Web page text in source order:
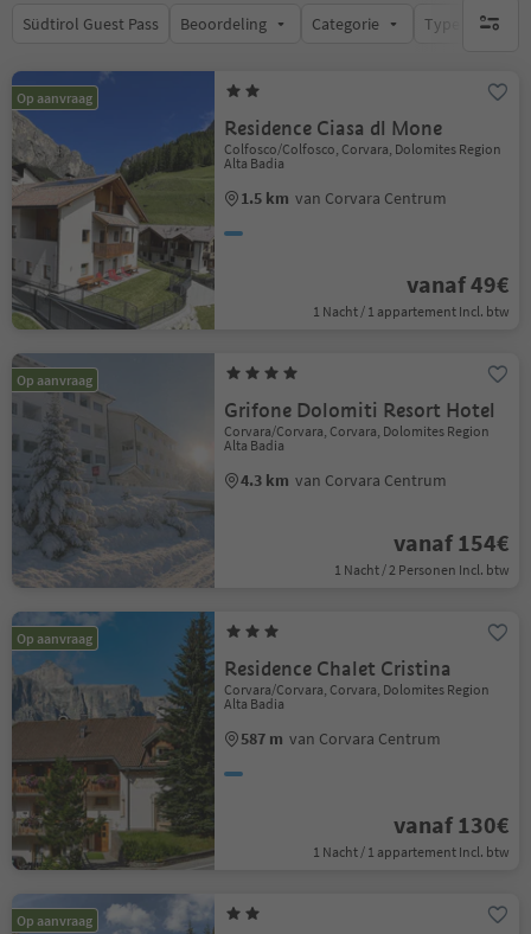
Südtirol Guest Pass Beoordeling Categorie Type catering
geen
Op aanvraag
Residence Ciasa dl Mone
Colfosco/Colfosco, Corvara, Dolomites Region
Alta Badia
1.5 km van Corvara Centrum
vanaf 49€
1 Nacht / 1 appartement Incl. btw
Op aanvraag
Grifone Dolomiti Resort Hotel
Corvara/Corvara, Corvara, Dolomites Region
Alta Badia
4.3 km van Corvara Centrum
vanaf 154€
1 Nacht / 2 Personen Incl. btw
Op aanvraag
Residence Chalet Cristina
Corvara/Corvara, Corvara, Dolomites Region
Alta Badia
587 m van Corvara Centrum
vanaf 130€
1 Nacht / 1 appartement Incl. btw
Op aanvraag